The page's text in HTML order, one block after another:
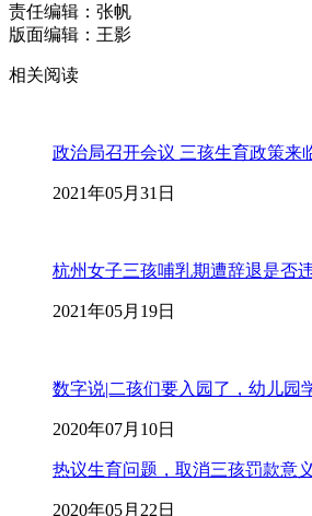
责任编辑：张帆
版面编辑：王影
相关阅读
政治局召开会议 三孩生育政策来
2021年05月31日
杭州女子三孩哺乳期遭辞退是否
2021年05月19日
数字说|二孩们要入园了，幼儿园
2020年07月10日
热议生育问题，取消三孩罚款意
2020年05月22日